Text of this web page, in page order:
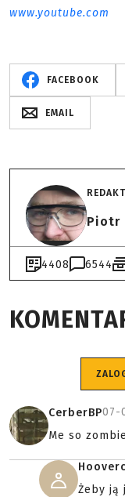
www.youtube.com
FACEBOOK
EMAIL
Piotr
4408 6544
CerberBP07-
Me so
Żeby ją